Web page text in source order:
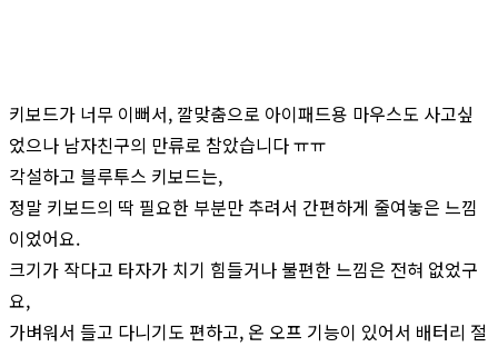
키보드가 너무 이뻐서, 깔맞춤으로 아이패드용 마우스도 사고싶
었으나 남자친구의 만류로 참았습니다 ㅠㅠ
각설하고 블루투스 키보드는,
정말 키보드의 딱 필요한 부분만 추려서 간편하게 줄여놓은 느낌
이었어요.
크기가 작다고 타자가 치기 힘들거나 불편한 느낌은 전혀 없었구
요,
가벼워서 들고 다니기도 편하고, 온 오프 기능이 있어서 배터리 절